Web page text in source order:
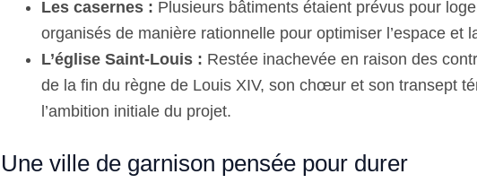
Les casernes : Plusieurs bâtiments étaient prévus pour
organisés de manière rationnelle pour optimiser l’espace et
L’église Saint-Louis : Restée inachevée en raison des
de la fin du règne de Louis XIV, son chœur et son transept
l’ambition initiale du projet.
Une ville de garnison pensée pour durer